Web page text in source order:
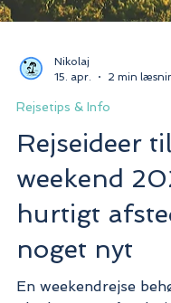
Nikolaj
15. apr.
2 min
Rejsetips & Info
Rejseideer til
weekend